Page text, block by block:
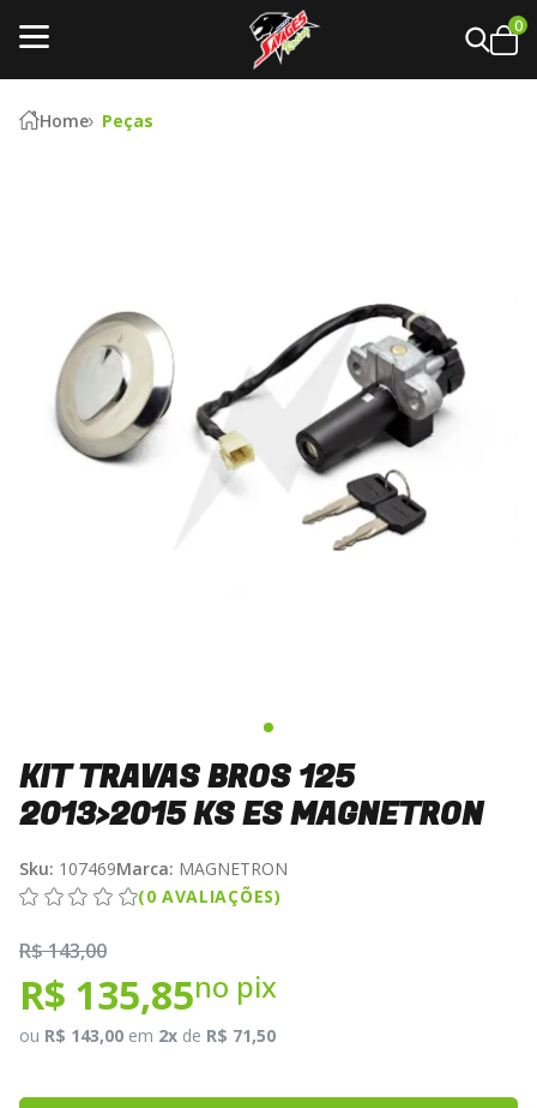
0
Home Peças
KIT TRAVAS BROS 125
2013>2015 KS ES MAGNETRON
Sku: 107469Marca: MAGNETRON
(0 AVALIAÇÕES)
R$ 143,00
R$ 135,85no pix
ou R$ 143,00 em 2x de R$ 71,50